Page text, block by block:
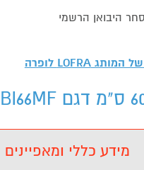
היבואן הרשמי
של המותגLOFRA לופרה
מידע כללי ומאפיינים